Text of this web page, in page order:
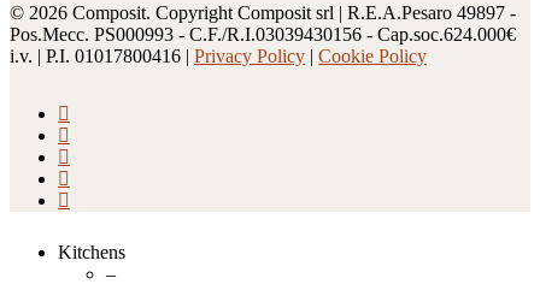
© 2026 Composit. Copyright Composit srl | R.E.A.Pesaro 49897 -
Pos.Mecc. PS000993 - C.F./R.I.03039430156 - Cap.soc.624.000€
i.v. | P.I. 01017800416 | Privacy Policy | Cookie Policy
facebook
pinterest
linkedin
youtube
instagram
Close
Kitchens
–